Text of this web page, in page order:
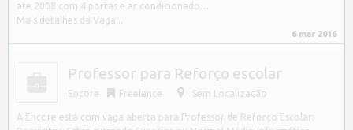
ate 2008 com 4 portas e ar condicionado…
Mais detalhes da Vaga...
6 mar 2016
Professor para Reforço escolar
Encore Freelance Sem Localização
A Encore está com vaga aberta para Professor de Reforço Escolar: